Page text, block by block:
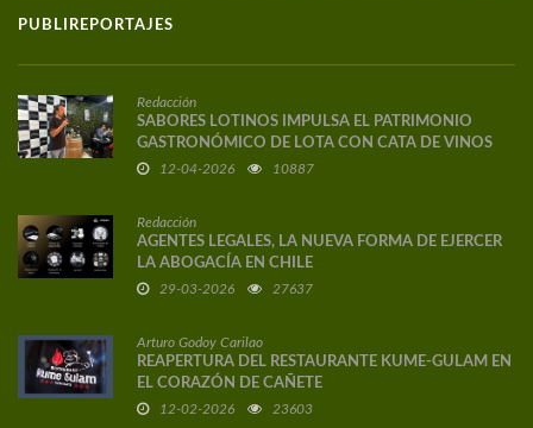
PUBLIREPORTAJES
Redacción
SABORES LOTINOS IMPULSA EL PATRIMONIO
GASTRONÓMICO DE LOTA CON CATA DE VINOS
DE AUTOR
12-04-2026 10887
Redacción
AGENTES LEGALES, LA NUEVA FORMA DE EJERCER
LA ABOGACÍA EN CHILE
29-03-2026 27637
Arturo Godoy Carilao
REAPERTURA DEL RESTAURANTE KUME-GULAM EN
EL CORAZÓN DE CAÑETE
12-02-2026 23603